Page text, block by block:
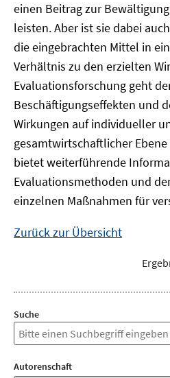
einen Beitrag zur
leisten. Aber ist sie dabei
die eingebrachten Mittel in
Verhältnis zu den erzielten
Evaluationsforschung geht
Beschäftigungseffekten und
Wirkungen auf individueller
gesamtwirtschaftlicher Ebene
bietet weiterführende
Evaluationsmethoden und
einzelnen Maßnahmen für
Zurück zur Übersicht
Suche
Autorenschaft